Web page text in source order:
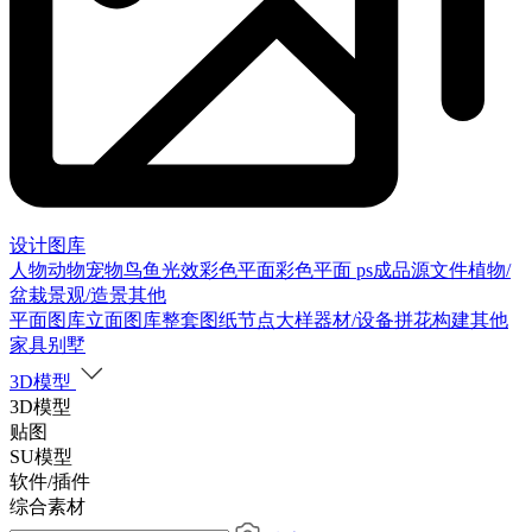
设计图库
人物动物宠物鸟鱼光效彩色平面彩色平面 ps成品源文件植物/
盆栽景观/造景其他
平面图库立面图库整套图纸节点大样器材/设备拼花构建其他
家具别墅
3D模型
3D模型
贴图
SU模型
软件/插件
综合素材